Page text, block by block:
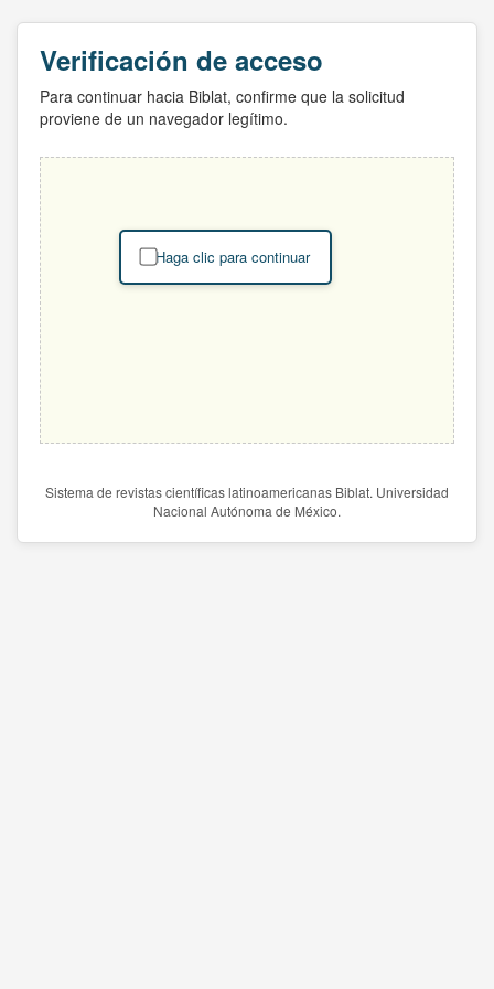
Verificación de acceso
Para continuar hacia Biblat, confirme que la solicitud
proviene de un navegador legítimo.
Haga clic para continuar
Sistema de revistas científicas latinoamericanas Biblat. Universidad
Nacional Autónoma de México.